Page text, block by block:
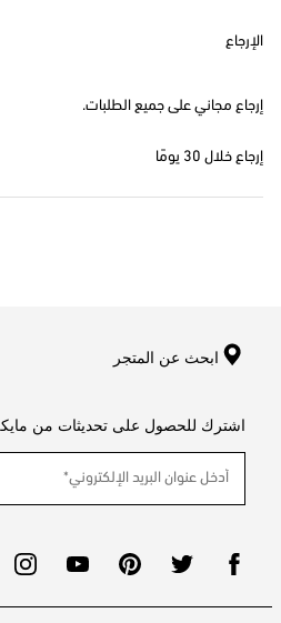
الإرجاع
إرجاع مجاني على جميع الطلبات.
إرجاع خلال 30 يومًا
ابحث عن المتجر
اشترك للحصول على تحديثات من